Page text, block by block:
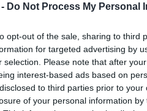
Do Not Process My Personal
opt-out of the sale, sharing to third
for targeted advertising by
selection. Please note that after
interest-based ads based on
to third parties prior to
of your personal information
en un paraíso sin
está esperando por ti!
es tan clara que
gustativas harán una
esto sin que tu